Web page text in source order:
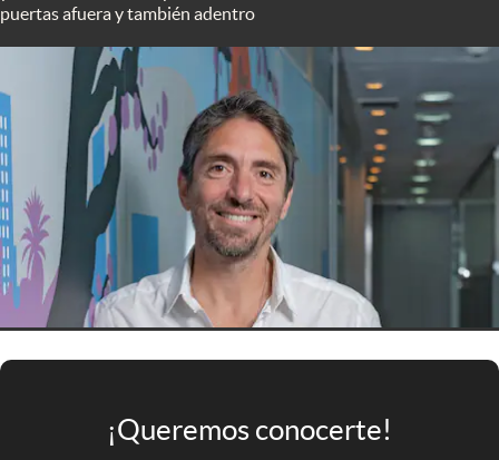
Infotechnology
Clase
Clima
Mundial 2026
Eventos Corporativos
El Cronista Studio
Mediakit
abre en nueva pestaña
Argentina
puertas afuera y también adentro
¡Queremos conocerte!